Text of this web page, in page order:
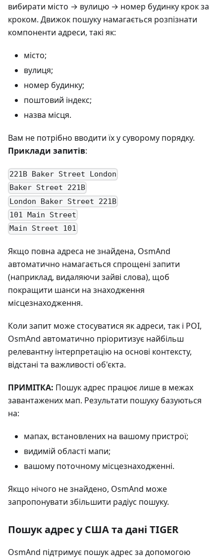
вибирати місто → вулицю → номер будинку крок за
кроком. Движок пошуку намагається розпізнати
компоненти адреси, такі як:
місто;
вулиця;
номер будинку;
поштовий індекс;
назва місця.
Вам не потрібно вводити їх у суворому порядку.
Приклади запитів:
221B Baker Street London
Baker Street 221B
London Baker Street 221B
101 Main Street
Main Street 101
Якщо повна адреса не знайдена, OsmAnd
автоматично намагається спрощені запити
(наприклад, видаляючи зайві слова), щоб
покращити шанси на знаходження
місцезнаходження.
Коли запит може стосуватися як адреси, так і POI,
OsmAnd автоматично пріоритизує найбільш
релевантну інтерпретацію на основі контексту,
відстані та важливості об'єкта.
ПРИМІТКА: Пошук адрес працює лише в межах
завантажених мап. Результати пошуку базуються
на:
мапах, встановлених на вашому пристрої;
видимій області мапи;
вашому поточному місцезнаходженні.
Якщо нічого не знайдено, OsmAnd може
запропонувати збільшити радіус пошуку.
Пошук адрес у США та дані TIGER
OsmAnd підтримує пошук адрес за допомогою